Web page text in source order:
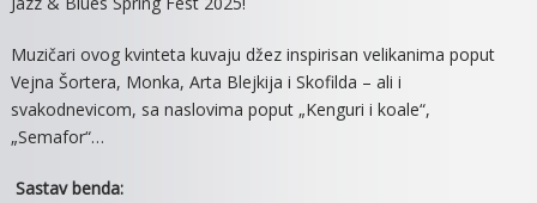
Muzičari ovog kvinteta kuvaju džez inspirisan velikanima poput
Vejna Šortera, Monka, Arta Blejkija i Skofilda – ali i
svakodnevicom, sa naslovima poput „Kenguri i koale“,
„Semafor“…
Sastav benda: